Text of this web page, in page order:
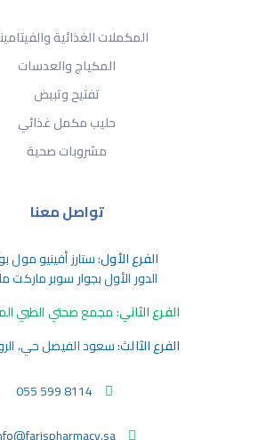
المكملات الغذائية
المكياج والعدسات
تفتيح وتبيض
حليب مكمل غذائي
مشروبات صحية
تواصل معنا
الفرع الأول:ستارز أفينيو مول
الدور الأول بجوار سوبر ماركت
الفرع الثاني:مجمع صحتي الطبي
الفرع الثالث:سعود الفيصل حي،
055 599 8114